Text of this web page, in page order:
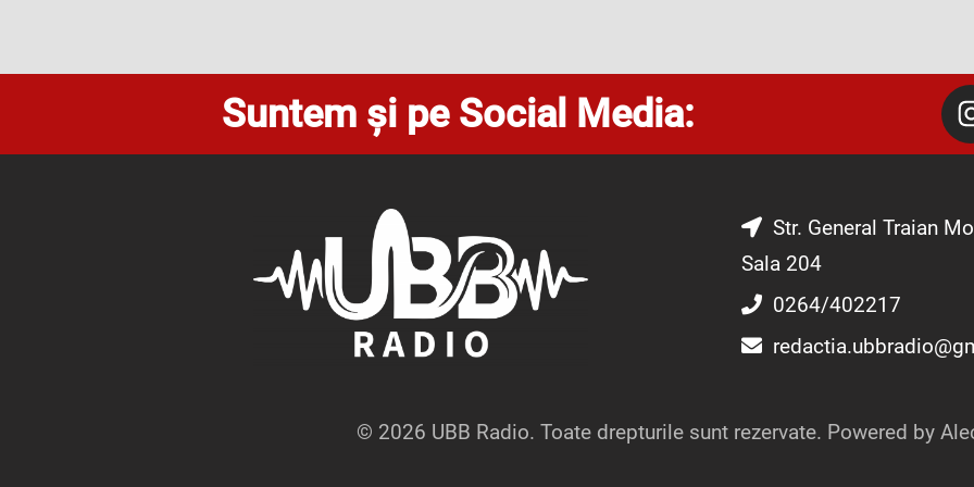
Suntem și pe Social Media:
Str. General Traian
Sala 204
0264/402217
© 2026 UBB Radio. Toate drepturile sunt rezervate. Powered by